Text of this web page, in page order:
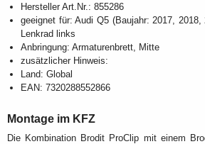
Hersteller Art.Nr.: 855286
geeignet für: Audi Q5 (Baujahr: 2017,
Lenkrad links
Anbringung: Armaturenbrett, Mitte
zusätzlicher Hinweis:
Land: Global
EAN: 7320288552866
Montage im KFZ
Die Kombination Brodit ProClip mit einem